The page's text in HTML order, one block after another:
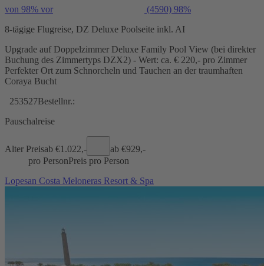
von 98% vor (4590) 98%
8-tägige Flugreise, DZ Deluxe Poolseite inkl. AI
Upgrade auf Doppelzimmer Deluxe Family Pool View (bei direkter
Buchung des Zimmertyps DZX2) - Wert: ca. € 220,- pro Zimmer
Perfekter Ort zum Schnorcheln und Tauchen an der traumhaften
Coraya Bucht
253527Bestellnr.:
Pauschalreise
Alter Preisab €1.022,- ab €929,-
pro PersonPreis pro Person
Lopesan Costa Meloneras Resort & Spa